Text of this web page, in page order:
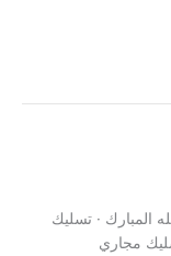
المبارك · تسليك
مجاري